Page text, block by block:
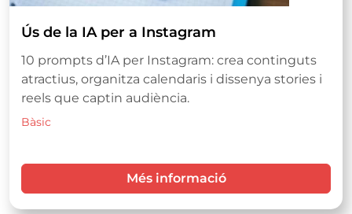
Ús de la IA per a Instagram
10 prompts d’IA per Instagram: crea continguts
atractius, organitza calendaris i dissenya stories i
reels que captin audiència.
Bàsic
Més informació